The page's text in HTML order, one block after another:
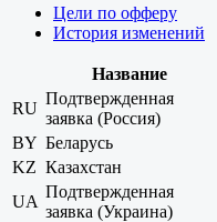
Цели по офферу
История изменений
Название
RU
Подтвержденная
заявка (Россия)
BY Беларусь
KZ Казахстан
UA
Подтвержденная
заявка (Украина)